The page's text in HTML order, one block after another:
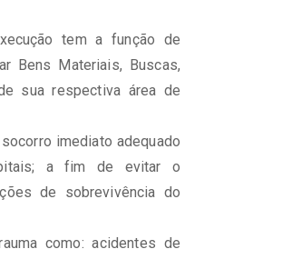
tem a função de
Bens Materiais, Buscas,
sua respectiva área de
imediato adequado
a fim de evitar o
de sobrevivência do
como: acidentes de